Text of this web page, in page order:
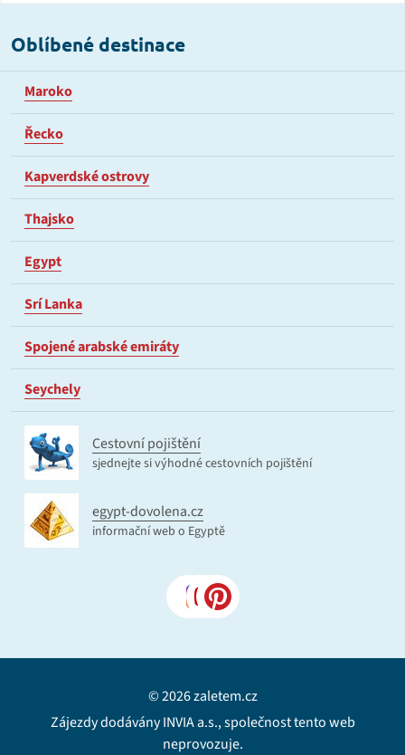
Oblíbené destinace
Maroko
Řecko
Kapverdské ostrovy
Thajsko
Egypt
Srí Lanka
Spojené arabské emiráty
Seychely
Cestovní pojištění
sjednejte si výhodné cestovních pojištění
egypt-dovolena.cz
informační web o Egyptě
© 2026 zaletem.cz
Zájezdy dodávány INVIA a.s., společnost tento web
neprovozuje.